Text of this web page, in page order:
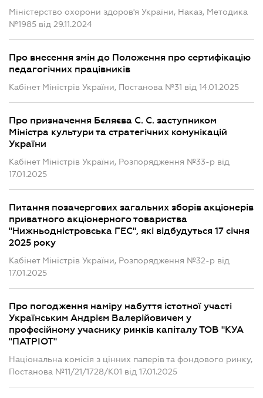
Міністерство охорони здоров'я України, Наказ, Методика
№1985 від 29.11.2024
Про внесення змін до Положення про сертифікацію
педагогічних працівників
Кабінет Міністрів України, Постанова №31 від 14.01.2025
Про призначення Бєляєва С. С. заступником
Міністра культури та стратегічних комунікацій
України
Кабінет Міністрів України, Розпорядження №33-р від
17.01.2025
Питання позачергових загальних зборів акціонерів
приватного акціонерного товариства
"Нижньодністровська ГЕС", які відбудуться 17 січня
2025 року
Кабінет Міністрів України, Розпорядження №32-р від
17.01.2025
Про погодження наміру набуття істотної участі
Українським Андрієм Валерійовичем у
професійному учаснику ринків капіталу ТОВ "КУА
"ПАТРІОТ"
Національна комісія з цінних паперів та фондового ринку,
Постанова №11/21/1728/К01 від 17.01.2025